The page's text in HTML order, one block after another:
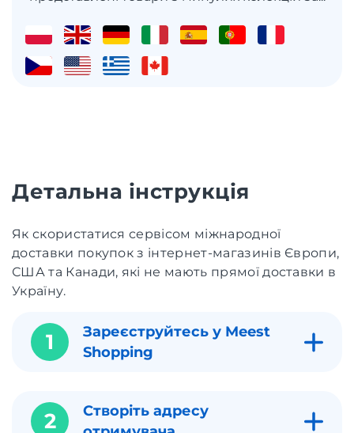
Детальна інструкція
Як скористатися сервісом міжнародної
доставки покупок з інтернет-магазинів Європи,
США та Канади, які не мають прямої доставки в
Україну.
1
Зареєструйтесь у Meest
Shopping
2
Створіть адресу